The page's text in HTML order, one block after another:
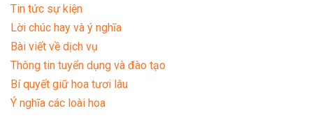
Tin tức sự kiện
Lời chúc hay và ý nghĩa
Bài viết về dịch vụ
Thông tin tuyển dụng và đào tạo
Bí quyết giữ hoa tươi lâu
Ý nghĩa các loài hoa